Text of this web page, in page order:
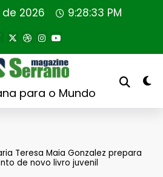
2026 9:28:33 PM
para o Mundo
Teresa Maia Gonzalez prepara
de novo livro juvenil